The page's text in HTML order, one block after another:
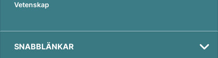
Vetenskap
SNABBLÄNKAR